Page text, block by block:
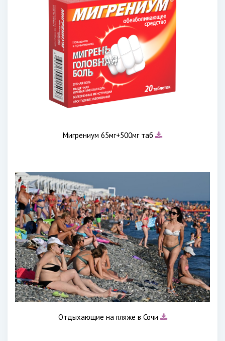
Мигрениум 65мг+500мг таб
Отдыхающие на пляже в Сочи